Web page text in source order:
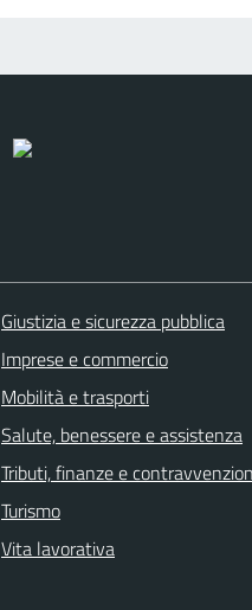
Giustizia e sicurezza pubblica
Imprese e commercio
Mobilità e trasporti
Salute, benessere e assistenza
Tributi, finanze e
Turismo
Vita lavorativa